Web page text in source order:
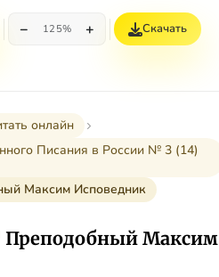
− 125% + Скачать
онлайн
Писания в России № 3 (14)
Максим Исповедник
Преподобный Максим